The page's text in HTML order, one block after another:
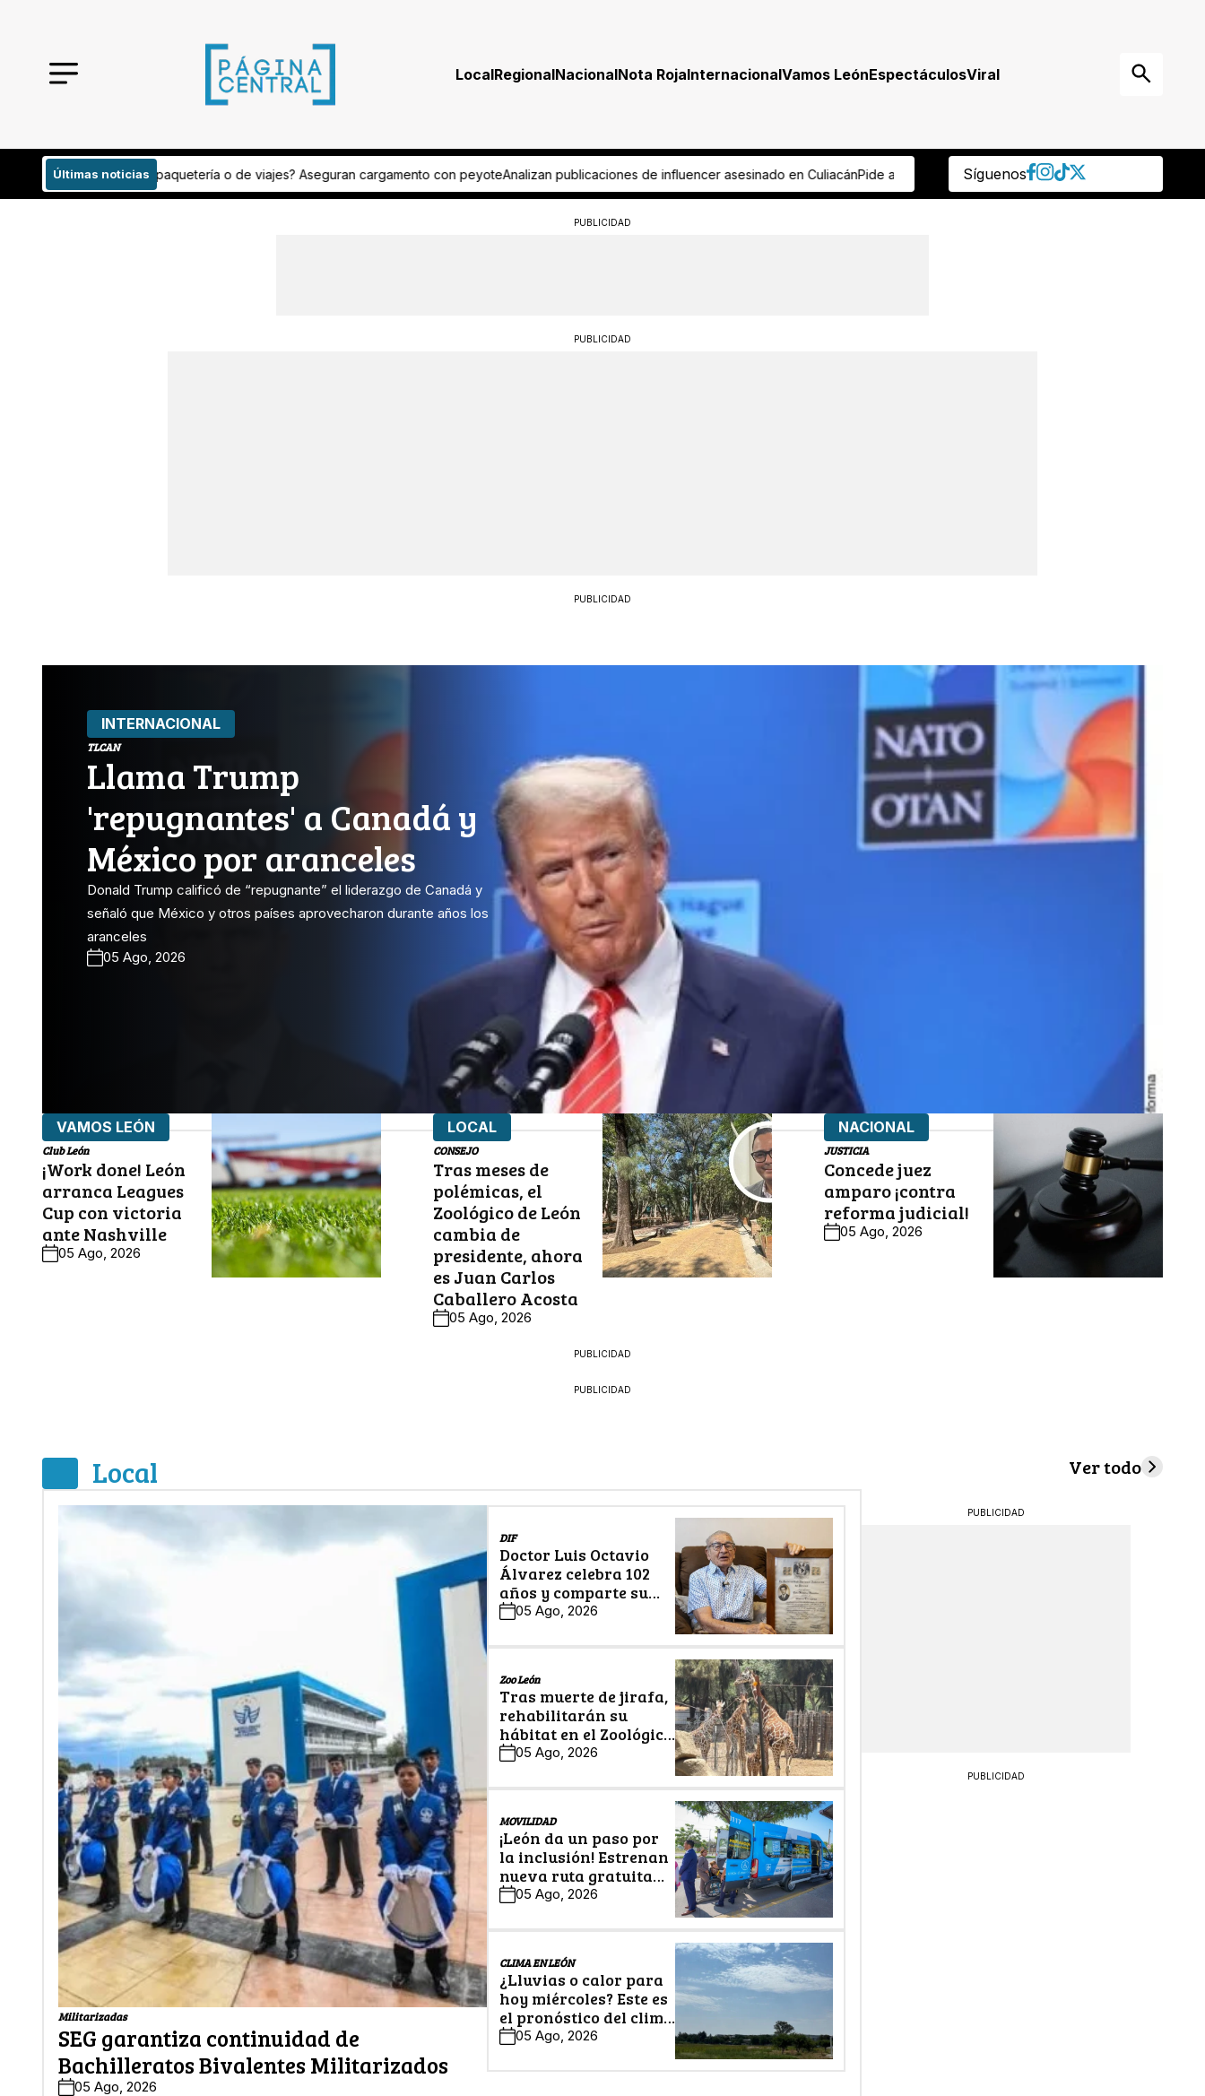
LocalRegionalNacionalNota RojaInternacionalVamos LeónEspectáculosViral
Últimas noticias
Aseguran cargamento con peyoteAnalizan publicaciones de influencer asesinado en CuliacánPide aficionado regreso del ascenso a Mikel Arriola Tras muerte de jirafa, rehabilitarán su hábitat en
Síguenos
PUBLICIDAD
PUBLICIDAD
PUBLICIDAD
INTERNACIONAL
TLCAN
Llama Trump
'repugnantes' a Canadá y
México por aranceles
Donald Trump calificó de “repugnante” el liderazgo de Canadá y
señaló que México y otros países aprovecharon durante años los
aranceles
05 Ago, 2026
VAMOS LEÓN
Club León
¡Work done! León
arranca Leagues
Cup con victoria
ante Nashville
05 Ago, 2026
LOCAL
CONSEJO
Tras meses de
polémicas, el
Zoológico de León
cambia de
presidente, ahora
es Juan Carlos
Caballero Acosta
05 Ago, 2026
NACIONAL
JUSTICIA
Concede juez
amparo ¡contra
reforma judicial!
05 Ago, 2026
PUBLICIDAD
PUBLICIDAD
Local Ver todo
Militarizadas
SEG garantiza continuidad de
Bachilleratos Bivalentes Militarizados
05 Ago, 2026
DIF
Doctor Luis Octavio
Álvarez celebra 102
años y comparte su
legado en Historias
05 Ago, 2026
Zoo León
Tras muerte de jirafa,
rehabilitarán su
hábitat en el Zoológico
de León
05 Ago, 2026
MOVILIDAD
¡León da un paso por
la inclusión! Estrenan
nueva ruta gratuita
para personas con
05 Ago, 2026
CLIMA EN LEÓN
¿Lluvias o calor para
hoy miércoles? Este es
el pronóstico del clima
en León
05 Ago, 2026
PUBLICIDAD
PUBLICIDAD